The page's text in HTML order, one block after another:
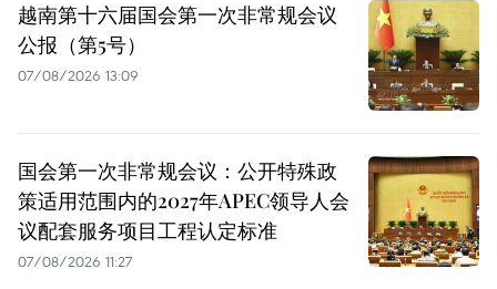
越南第十六届国会第一次非常规会议
公报（第5号）
07/08/2026 13:09
国会第一次非常规会议：公开特殊政
策适用范围内的2027年APEC领导人会
议配套服务项目工程认定标准
07/08/2026 11:27